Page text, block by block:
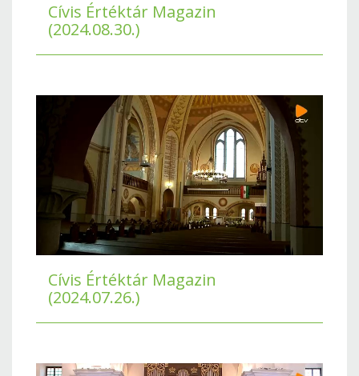
Cívis Értéktár Magazin
(2024.08.30.)
Cívis Értéktár Magazin
(2024.07.26.)